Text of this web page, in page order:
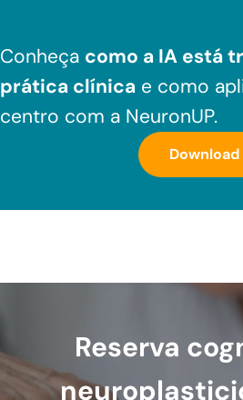
Conheça como a IA está
prática clínica e como
centro com a NeuronUP.
Download
Aplicativo de estimulação cognitiva
Reserva